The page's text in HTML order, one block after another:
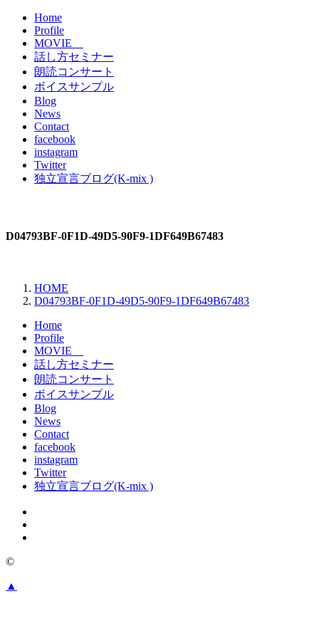
Home
Profile
MOVIE
話し方セミナー
朗読コンサート
ボイスサンプル
Blog
News
Contact
facebook
instagram
Twitter
独立宣言ブログ(K-mix )
D04793BF-0F1D-49D5-90F9-1DF649B67483
HOME
D04793BF-0F1D-49D5-90F9-1DF649B67483
Home
Profile
MOVIE
話し方セミナー
朗読コンサート
ボイスサンプル
Blog
News
Contact
facebook
instagram
Twitter
独立宣言ブログ(K-mix )
©
▲